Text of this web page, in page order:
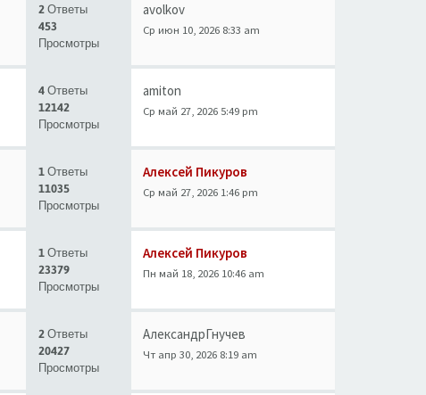
2 Ответы
453
Просмотры
avolkov
Ср июн 10, 2026 8:33 am
4 Ответы
12142
Просмотры
amiton
Ср май 27, 2026 5:49 pm
1 Ответы
11035
Просмотры
Алексей Пикуров
Ср май 27, 2026 1:46 pm
1 Ответы
23379
Просмотры
Алексей Пикуров
Пн май 18, 2026 10:46 am
2 Ответы
20427
Просмотры
АлександрГнучев
Чт апр 30, 2026 8:19 am